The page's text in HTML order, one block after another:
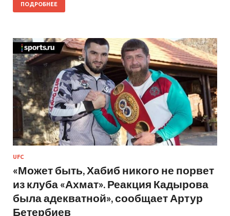
ПОДРОБНЕЕ
UFC
«Может быть, Хабиб никого не порвет
из клуба «Ахмат». Реакция Кадырова
была адекватной», сообщает Артур
Бетербиев